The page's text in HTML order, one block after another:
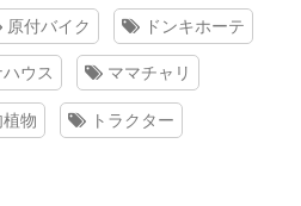
原付バイク ドンキホーテ
ウス ママチャリ
植物 トラクター